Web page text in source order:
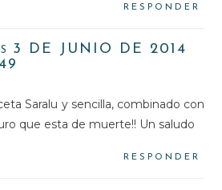
RESPONDER
3 DE JUNIO DE 2014
Saralu y sencilla, combinado con
que esta de muerte!! Un saludo
RESPONDER